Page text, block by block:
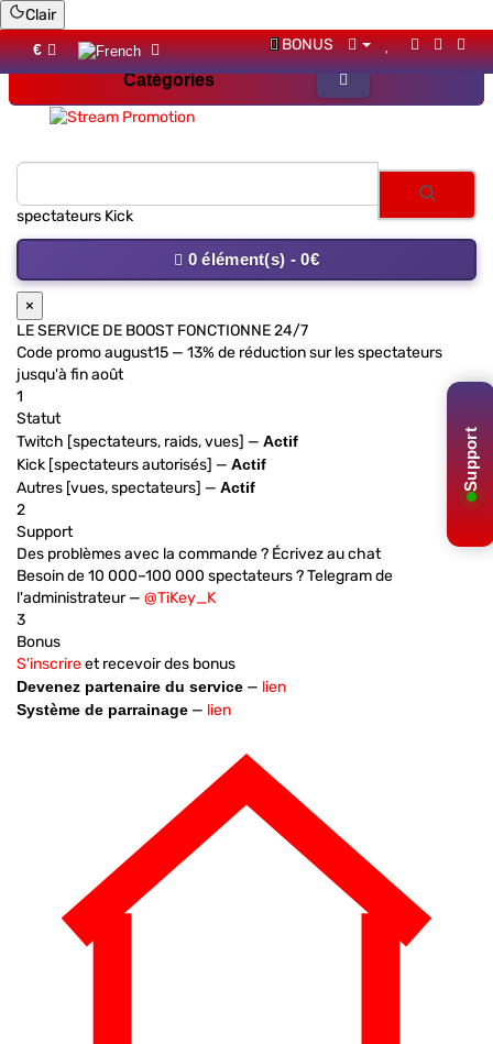
Clair
Support
€ BONUS
spectateur
0 élément(s) - 0€
×
LE SERVICE DE BOOST FONCTIONNE 24/7
Code promoaugust15 — 13% de réduction sur les spectateurs
jusqu'à fin août
1
Statut
Twitch [spectateurs, raids, vues] — Actif
Kick [spectateurs autorisés] — Actif
Autres [vues, spectateurs] — Actif
2
Support
Des problèmes avec la commande ? Écrivez au chat
Besoin de 10 000–100 000 spectateurs ? Telegram de
l'administrateur — @TiKey_K
3
Bonus
S'inscrireet recevoir des bonus
Devenez partenaire du service — lien
Système de parrainage — lien
Catégories